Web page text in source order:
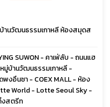
านวัฒนธรรมเกาหลี ห้องสมุดส
SUWON - คาเฟ่ลับ - ถนนแฮ
มู่บ้านวัฒนธรรมเกาหลี -
งอึนซา - COEX MALL - ห้อง
World - Lotte Seoul Sky -
งสตรีท